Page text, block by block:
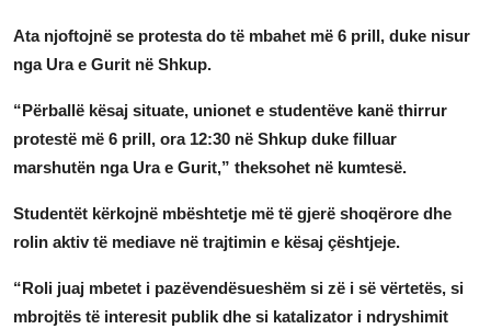
Ata njoftojnë se protesta do të mbahet më 6 prill, duke nisur
nga Ura e Gurit në Shkup.
“Përballë kësaj situate, unionet e studentëve kanë thirrur
protestë më 6 prill, ora 12:30 në Shkup duke filluar
marshutën nga Ura e Gurit,” theksohet në kumtesë.
Studentët kërkojnë mbështetje më të gjerë shoqërore dhe
rolin aktiv të mediave në trajtimin e kësaj çështjeje.
“Roli juaj mbetet i pazëvendësueshëm si zë i së vërtetës, si
mbrojtës të interesit publik dhe si katalizator i ndryshimit